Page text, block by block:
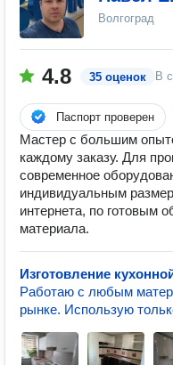
Волгоград
4.8 35 оценок В
Паспорт проверен
Мастер с большим
каждому заказу. Для
современное
индивидуальным
интернета, по готовым
материала.
Изготовление
Работаю с любым
рынке. Использую